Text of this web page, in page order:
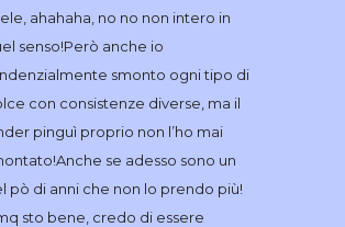
ahahaha, no no non intero in
senso!Però anche io
smonto ogni tipo di
con consistenze diverse, ma il
pinguì proprio non l’ho mai
se adesso sono un
pò di anni che non lo prendo più!
sto bene, credo di essere